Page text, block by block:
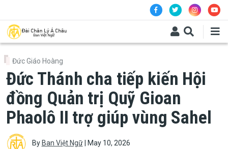
Đức Giáo Hoàng
Đức Thánh cha tiếp kiến Hội
đồng Quản trị Quỹ Gioan
Phaolô II trợ giúp vùng Sahel
By Ban Việt Ngữ| May 10, 2026